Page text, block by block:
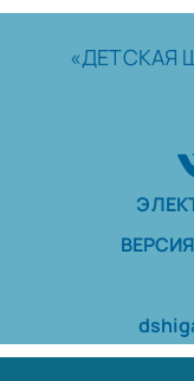
Skip
«ДЕТСКАЯ